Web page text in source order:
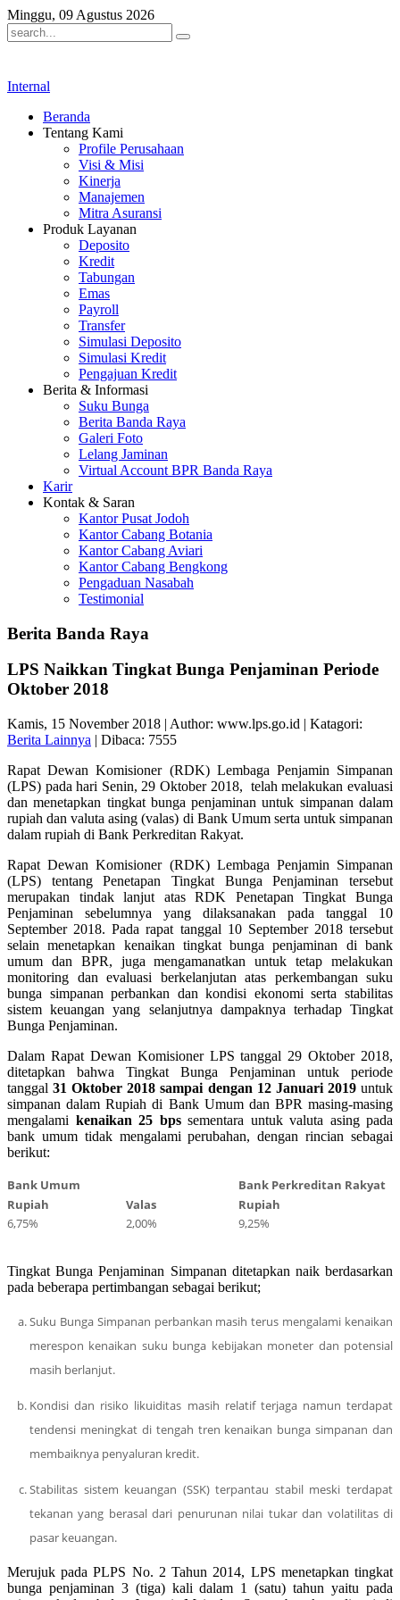
Minggu, 09 Agustus 2026
Internal
Beranda
Tentang Kami
Profile Perusahaan
Visi & Misi
Kinerja
Manajemen
Mitra Asuransi
Produk Layanan
Deposito
Kredit
Tabungan
Emas
Payroll
Transfer
Simulasi Deposito
Simulasi Kredit
Pengajuan Kredit
Berita & Informasi
Suku Bunga
Berita Banda Raya
Galeri Foto
Lelang Jaminan
Virtual Account BPR Banda Raya
Karir
Kontak & Saran
Kantor Pusat Jodoh
Kantor Cabang Botania
Kantor Cabang Aviari
Kantor Cabang Bengkong
Pengaduan Nasabah
Testimonial
Berita Banda Raya
LPS Naikkan Tingkat Bunga Penjaminan Periode
Oktober 2018
Kamis, 15 November 2018 | Author: www.lps.go.id | Katagori:
Berita Lainnya | Dibaca: 7555
Rapat Dewan Komisioner (RDK) Lembaga Penjamin Simpanan
(LPS) pada hari Senin, 29 Oktober 2018, telah melakukan evaluasi
dan menetapkan tingkat bunga penjaminan untuk simpanan dalam
rupiah dan valuta asing (valas) di Bank Umum serta untuk simpanan
dalam rupiah di Bank Perkreditan Rakyat.
Rapat Dewan Komisioner (RDK) Lembaga Penjamin Simpanan
(LPS) tentang Penetapan Tingkat Bunga Penjaminan tersebut
merupakan tindak lanjut atas RDK Penetapan Tingkat Bunga
Penjaminan sebelumnya yang dilaksanakan pada tanggal 10
September 2018. Pada rapat tanggal 10 September 2018 tersebut
selain menetapkan kenaikan tingkat bunga penjaminan di bank
umum dan BPR, juga mengamanatkan untuk tetap melakukan
monitoring dan evaluasi berkelanjutan atas perkembangan suku
bunga simpanan perbankan dan kondisi ekonomi serta stabilitas
sistem keuangan yang selanjutnya dampaknya terhadap Tingkat
Bunga Penjaminan.
Dalam Rapat Dewan Komisioner LPS tanggal 29 Oktober 2018,
ditetapkan bahwa Tingkat Bunga Penjaminan untuk periode
tanggal31 Oktober 2018 sampai dengan 12 Januari 2019untuk
simpanan dalam Rupiah di Bank Umum dan BPR masing-masing
mengalami kenaikan 25 bpssementara untuk valuta asing pada
bank umum tidak mengalami perubahan, dengan rincian sebagai
berikut:
Bank Umum
Bank Perkreditan Rakyat
Rupiah
Valas
Rupiah
6,75%
2,00% 9,25%
Tingkat Bunga Penjaminan Simpanan ditetapkan naik berdasarkan
pada beberapa pertimbangan sebagai berikut;
Suku Bunga Simpanan perbankan masih terus mengalami kenaikan
merespon kenaikan suku bunga kebijakan moneter dan potensial
masih berlanjut.
Kondisi dan risiko likuiditas masih relatif terjaga namun terdapat
tendensi meningkat di tengah tren kenaikan bunga simpanan dan
membaiknya penyaluran kredit.
Stabilitas sistem keuangan (SSK) terpantau stabil meski terdapat
tekanan yang berasal dari penurunan nilai tukar dan volatilitas di
pasar keuangan.
Merujuk pada PLPS No. 2 Tahun 2014, LPS menetapkan tingkat
bunga penjaminan 3 (tiga) kali dalam 1 (satu) tahun yaitu pada